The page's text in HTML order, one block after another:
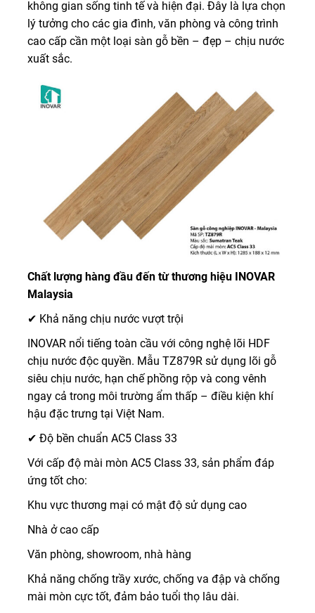
không gian sống tinh tế và hiện đại. Đây là lựa chọn
lý tưởng cho các gia đình, văn phòng và công trình
cao cấp cần một loại sàn gỗ bền – đẹp – chịu nước
xuất sắc.
Chất lượng hàng đầu đến từ thương hiệu INOVAR
Malaysia
✔ Khả năng chịu nước vượt trội
INOVAR nổi tiếng toàn cầu với công nghệ lõi HDF
chịu nước độc quyền. Mẫu TZ879R sử dụng lõi gỗ
siêu chịu nước, hạn chế phồng rộp và cong vênh
ngay cả trong môi trường ẩm thấp – điều kiện khí
hậu đặc trưng tại Việt Nam.
✔ Độ bền chuẩn AC5 Class 33
Với cấp độ mài mòn AC5 Class 33, sản phẩm đáp
ứng tốt cho:
Khu vực thương mại có mật độ sử dụng cao
Nhà ở cao cấp
Văn phòng, showroom, nhà hàng
Khả năng chống trầy xước, chống va đập và chống
mài mòn cực tốt, đảm bảo tuổi thọ lâu dài.